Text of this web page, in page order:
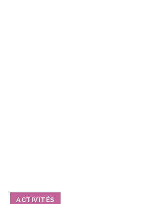
ACTIVITÉS